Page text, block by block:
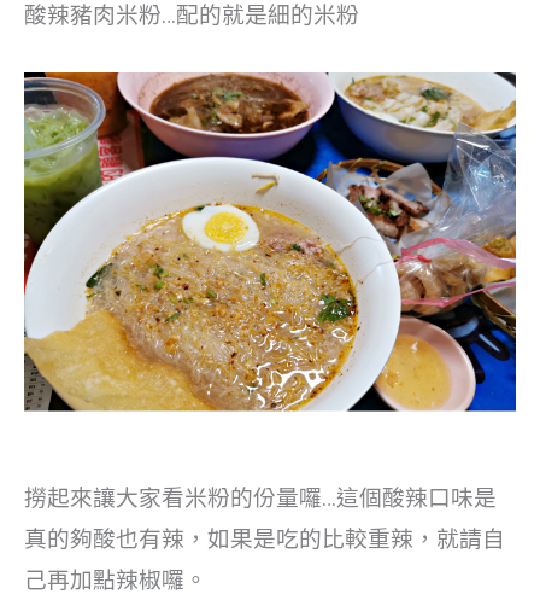
酸辣豬肉米粉…配的就是細的米粉
撈起來讓大家看米粉的份量囉…這個酸辣口味是
真的夠酸也有辣，如果是吃的比較重辣，就請自
己再加點辣椒囉。